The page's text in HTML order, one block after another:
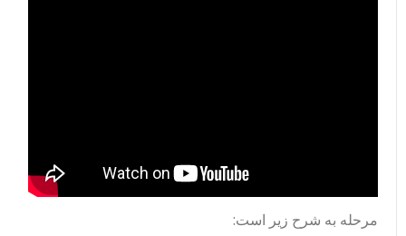
مرحله به شرح زیر است: